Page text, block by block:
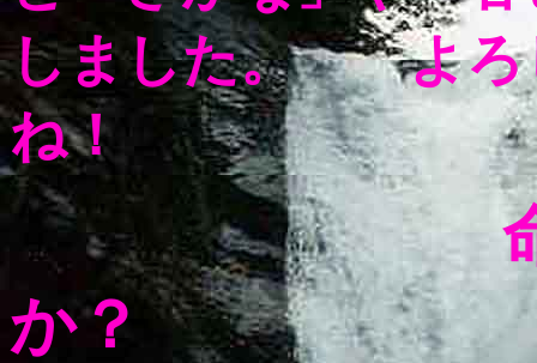
しました。 よろ
か？